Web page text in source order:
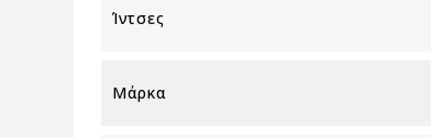
Ίντσες
Μάρκα